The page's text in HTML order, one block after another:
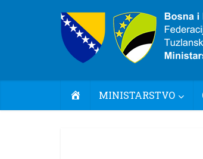
POČETNA
MINISTARSTVO